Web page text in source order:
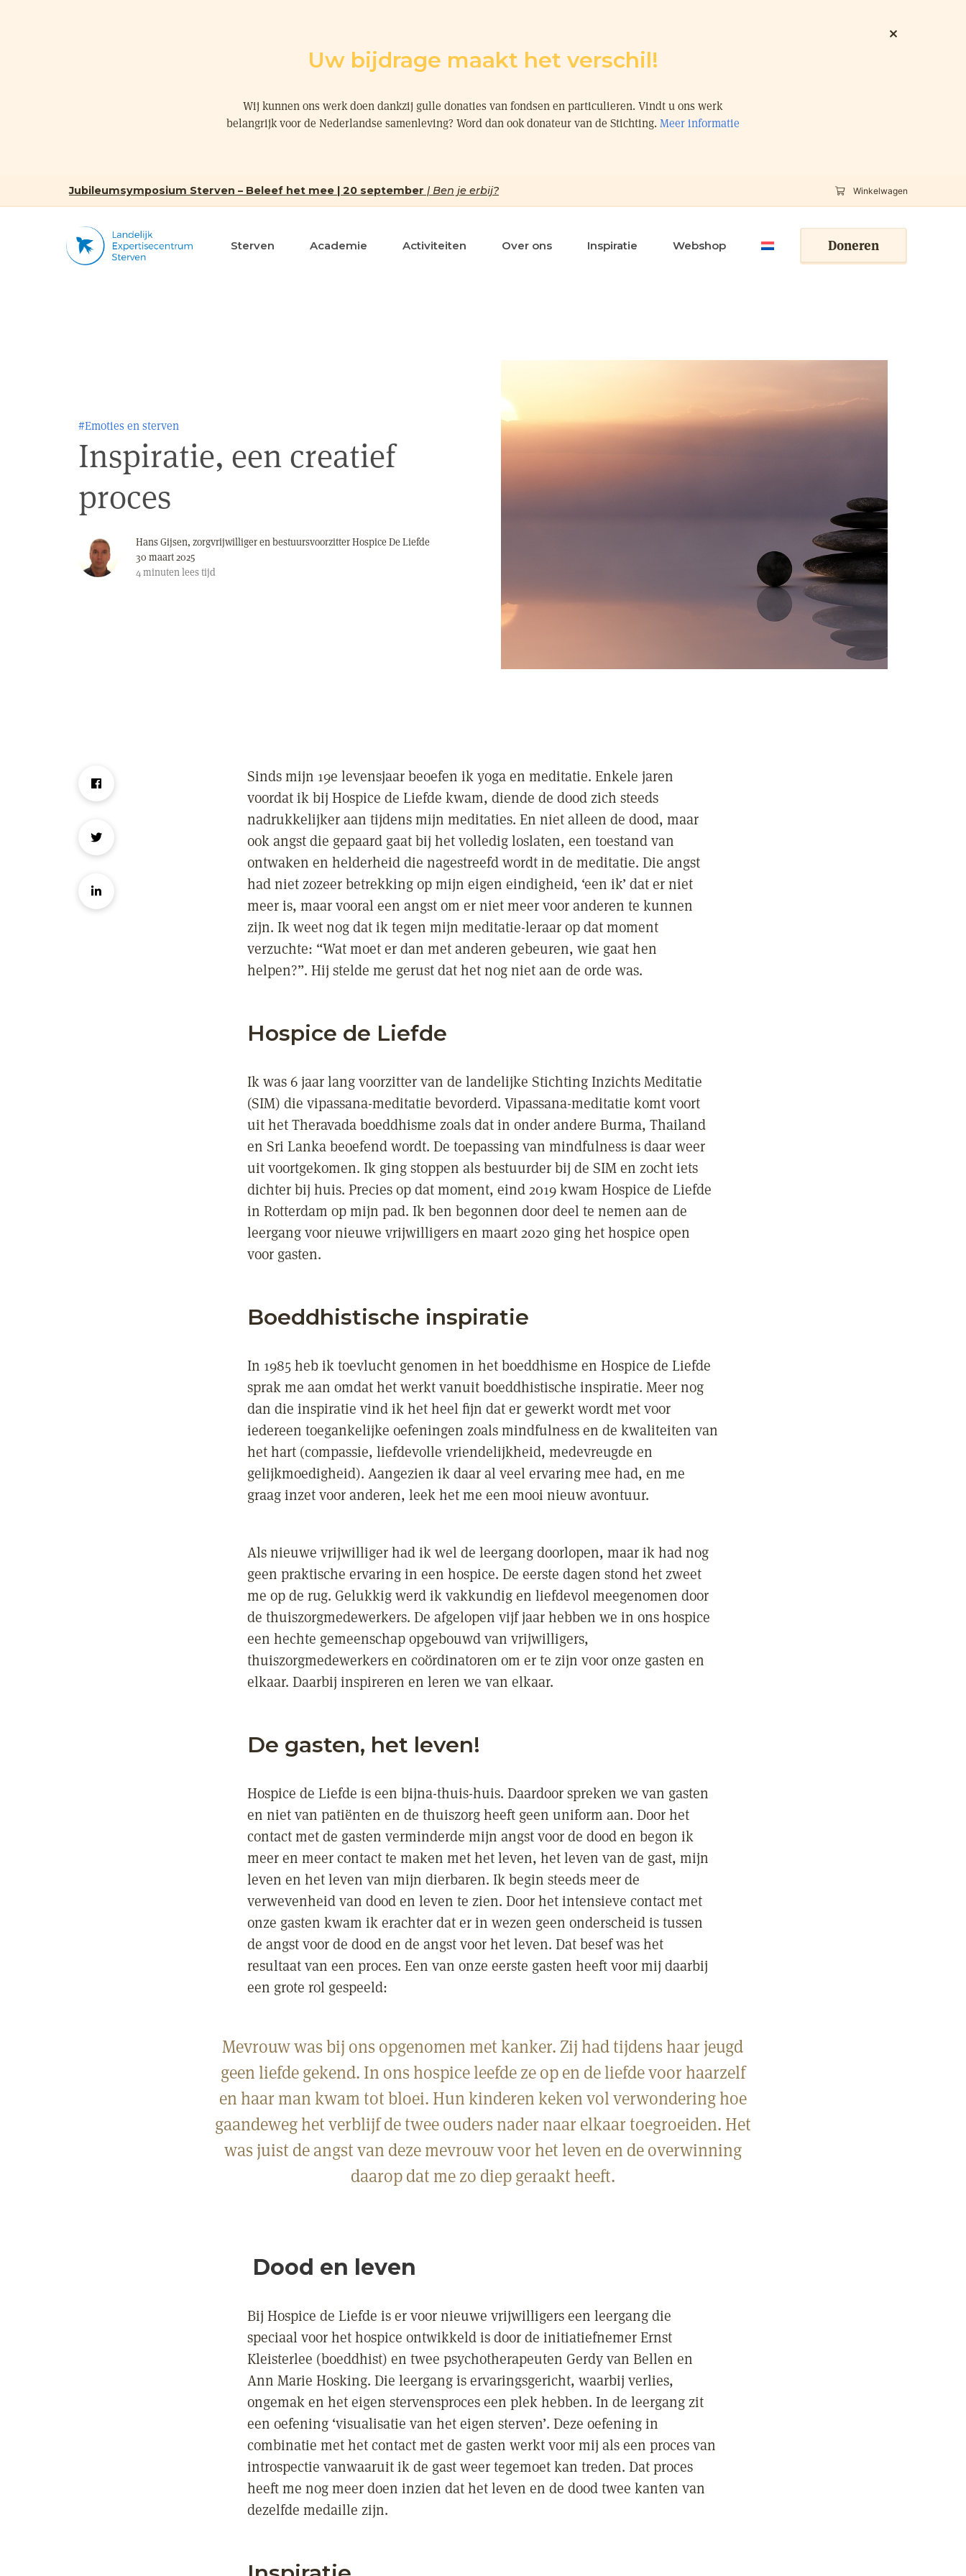
Uw bijdrage maakt het verschil!
Wij kunnen ons werk doen dankzij gulle donaties van fondsen en particulieren. Vindt u ons werk
belangrijk voor de Nederlandse samenleving? Word dan ook donateur van de Stichting. Meer informatie
Jubileumsymposium Sterven – Beleef het mee | 20 september | Ben je erbij? Winkelwagen
Sterven Academie Activiteiten Over ons Inspiratie Webshop Doneren
#Emoties en sterven
Inspiratie, een creatief
proces
Hans Gijsen, zorgvrijwilliger en bestuursvoorzitter Hospice De Liefde
30 maart 2025
4minutenlees tijd
Sinds mijn 19e levensjaar beoefen ik yoga en meditatie. Enkele jaren
voordat ik bij Hospice de Liefde kwam, diende de dood zich steeds
nadrukkelijker aan tijdens mijn meditaties. En niet alleen de dood, maar
ook angst die gepaard gaat bij het volledig loslaten, een toestand van
ontwaken en helderheid die nagestreefd wordt in de meditatie. Die angst
had niet zozeer betrekking op mijn eigen eindigheid, ‘een ik’ dat er niet
meer is, maar vooral een angst om er niet meer voor anderen te kunnen
zijn. Ik weet nog dat ik tegen mijn meditatie-leraar op dat moment
verzuchte: “Wat moet er dan met anderen gebeuren, wie gaat hen
helpen?”. Hij stelde me gerust dat het nog niet aan de orde was.
Hospice de Liefde
Ik was 6 jaar lang voorzitter van de landelijke Stichting Inzichts Meditatie
(SIM) die vipassana-meditatie bevorderd. Vipassana-meditatie komt voort
uit het Theravada boeddhisme zoals dat in onder andere Burma, Thailand
en Sri Lanka beoefend wordt. De toepassing van mindfulness is daar weer
uit voortgekomen. Ik ging stoppen als bestuurder bij de SIM en zocht iets
dichter bij huis. Precies op dat moment, eind 2019 kwam Hospice de Liefde
in Rotterdam op mijn pad. Ik ben begonnen door deel te nemen aan de
leergang voor nieuwe vrijwilligers en maart 2020 ging het hospice open
voor gasten.
Boeddhistische inspiratie
In 1985 heb ik toevlucht genomen in het boeddhisme en Hospice de Liefde
sprak me aan omdat het werkt vanuit boeddhistische inspiratie. Meer nog
dan die inspiratie vind ik het heel fijn dat er gewerkt wordt met voor
iedereen toegankelijke oefeningen zoals mindfulness en de kwaliteiten van
het hart (compassie, liefdevolle vriendelijkheid, medevreugde en
gelijkmoedigheid). Aangezien ik daar al veel ervaring mee had, en me
graag inzet voor anderen, leek het me een mooi nieuw avontuur.
Als nieuwe vrijwilliger had ik wel de leergang doorlopen, maar ik had nog
geen praktische ervaring in een hospice. De eerste dagen stond het zweet
me op de rug. Gelukkig werd ik vakkundig en liefdevol meegenomen door
de thuiszorgmedewerkers. De afgelopen vijf jaar hebben we in ons hospice
een hechte gemeenschap opgebouwd van vrijwilligers,
thuiszorgmedewerkers en coördinatoren om er te zijn voor onze gasten en
elkaar. Daarbij inspireren en leren we van elkaar.
De gasten, het leven!
Hospice de Liefde is een bijna-thuis-huis. Daardoor spreken we van gasten
en niet van patiënten en de thuiszorg heeft geen uniform aan. Door het
contact met de gasten verminderde mijn angst voor de dood en begon ik
meer en meer contact te maken met het leven, het leven van de gast, mijn
leven en het leven van mijn dierbaren. Ik begin steeds meer de
verwevenheid van dood en leven te zien. Door het intensieve contact met
onze gasten kwam ik erachter dat er in wezen geen onderscheid is tussen
de angst voor de dood en de angst voor het leven. Dat besef was het
resultaat van een proces. Een van onze eerste gasten heeft voor mij daarbij
een grote rol gespeeld:
Mevrouw was bij ons opgenomen met kanker. Zij had tijdens haar jeugd
geen liefde gekend. In ons hospice leefde ze op en de liefde voor haarzelf
en haar man kwam tot bloei. Hun kinderen keken vol verwondering hoe
gaandeweg het verblijf de twee ouders nader naar elkaar toegroeiden. Het
was juist de angst van deze mevrouw voor het leven en de overwinning
daarop dat me zo diep geraakt heeft.
Dood en leven
Bij Hospice de Liefde is er voor nieuwe vrijwilligers een leergang die
speciaal voor het hospice ontwikkeld is door de initiatiefnemer Ernst
Kleisterlee (boeddhist) en twee psychotherapeuten Gerdy van Bellen en
Ann Marie Hosking. Die leergang is ervaringsgericht, waarbij verlies,
ongemak en het eigen stervensproces een plek hebben. In de leergang zit
een oefening ‘visualisatie van het eigen sterven’. Deze oefening in
combinatie met het contact met de gasten werkt voor mij als een proces van
introspectie vanwaaruit ik de gast weer tegemoet kan treden. Dat proces
heeft me nog meer doen inzien dat het leven en de dood twee kanten van
dezelfde medaille zijn.